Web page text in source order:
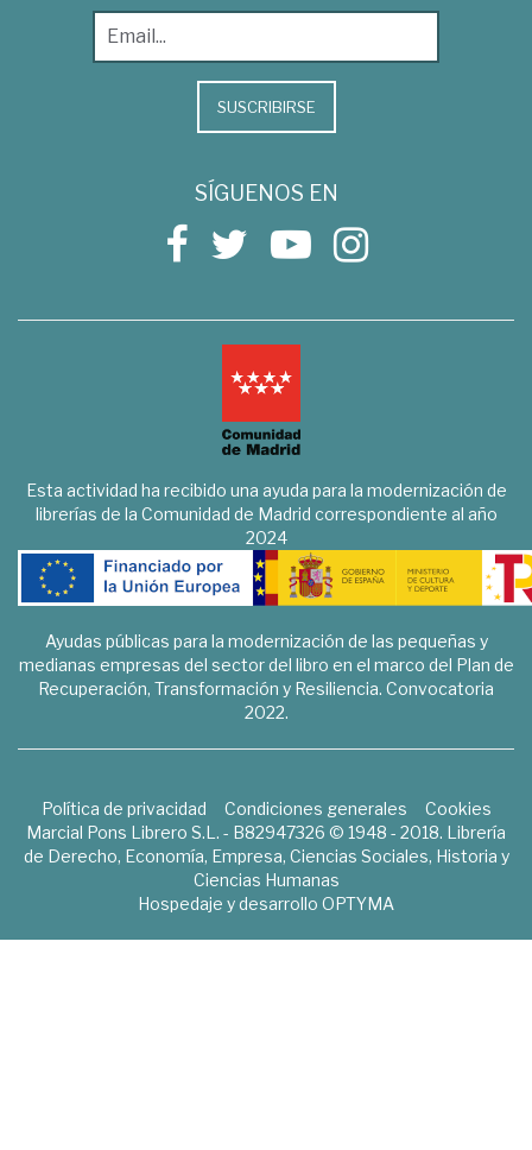
SUSCRIBIRSE
SÍGUENOS EN
Esta actividad ha recibido una ayuda para la modernización de
librerías de la Comunidad de Madrid correspondiente al año
2024
Ayudas públicas para la modernización de las pequeñas y
medianas empresas del sector del libro en el marco del Plan de
Recuperación, Transformación y Resiliencia. Convocatoria
2022.
Política de privacidad Condiciones generales
Cookies
Marcial Pons Librero S.L. - B82947326 © 1948 - 2018. Librería
de Derecho, Economía, Empresa, Ciencias Sociales, Historia y
Ciencias Humanas
Hospedaje y desarrollo OPTYMA